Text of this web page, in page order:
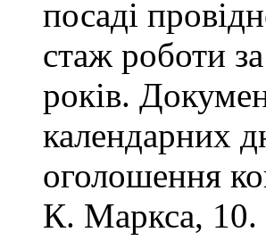
посаді
стаж роботи
років.
календарних
оголошення
К. Маркса, 10.